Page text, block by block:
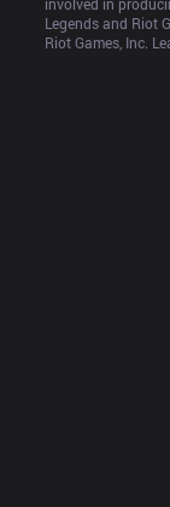
Legends and Riot
Riot Games, Inc.